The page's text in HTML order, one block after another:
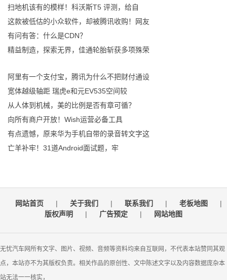
扫地机该有的模样！科沃斯T5 评测，给自
这款被低估的小众软件，却被腾讯收购！网友
有问有答：什么是CDN？
精益制造，探索无界，佳通轮胎斩获多项殊荣
阿里有一个支付宝，腾讯为什么不把财付通设
宽体越级轴距 瑞虎e和元EV535空间较
从人体到机械，美的比例是否有章可循？
向所有商户开放！Wish运营必备工具
有点遗憾，原来华为手机自带的录音转文字这
亡羊补牢！31道Android面试题，牢
网站首页 | 关于我们 | 联系我们 | 老板地图
|
版权声明
| 广告预定 | 网站地图
无忧汽车网所有文字、图片、视频、音频等资料均来自互联网，不代表本站赞同其观
点，本站亦不为其版权负责。相关作品的原创性、文中陈述文字以及内容数据庞杂本
站无法一一核实，